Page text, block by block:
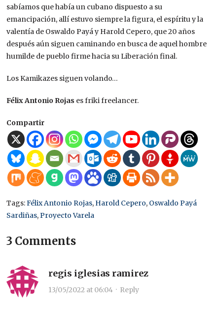
sabíamos que había un cubano dispuesto a su
emancipación, allí estuvo siempre la figura, el espíritu y la
valentía de Oswaldo Payá y Harold Cepero, que 20 años
después aún siguen caminando en busca de aquel hombre
humilde de pueblo firme hacia su Liberación final.
Los Kamikazes siguen volando…
Félix Antonio Rojas es friki freelancer.
Compartir
Tags:Félix Antonio Rojas, Harold Cepero, Oswaldo Payá
Sardiñas,Proyecto Varela
3 Comments
regis iglesias ramirez
13/05/2022 at 06:04 · Reply